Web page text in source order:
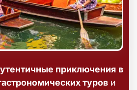
приключения в
турови